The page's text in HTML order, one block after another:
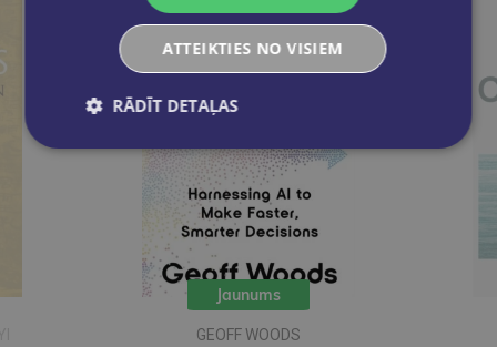
Jaunums
GEOFF WOODS
ATTEIKTIES NO VISIEM
RĀDĪT DETAĻAS